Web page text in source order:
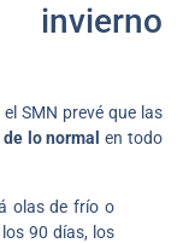
invierno
SMN prevé que las
lo normal en todo
olas de frío o
90 días, los